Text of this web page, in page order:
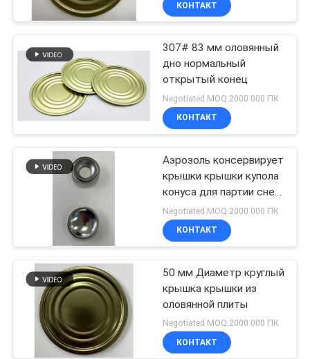
свободное
КОНТАКТ
307# 83 мм оловянный
дно нормальный
открытый конец
Negotiated MOQ:2000 000 ПК
КОНТАКТ
Аэрозоль консервирует
крышки крышки купола
конуса для партии снега
аэрозольного баллона
popper может покрыть
Negotiated MOQ:2000 000 ПК
КОНТАКТ
50 мм Диаметр круглый
крышка крышки из
оловянной плиты
Negotiated MOQ:2000 000 ПК
КОНТАКТ